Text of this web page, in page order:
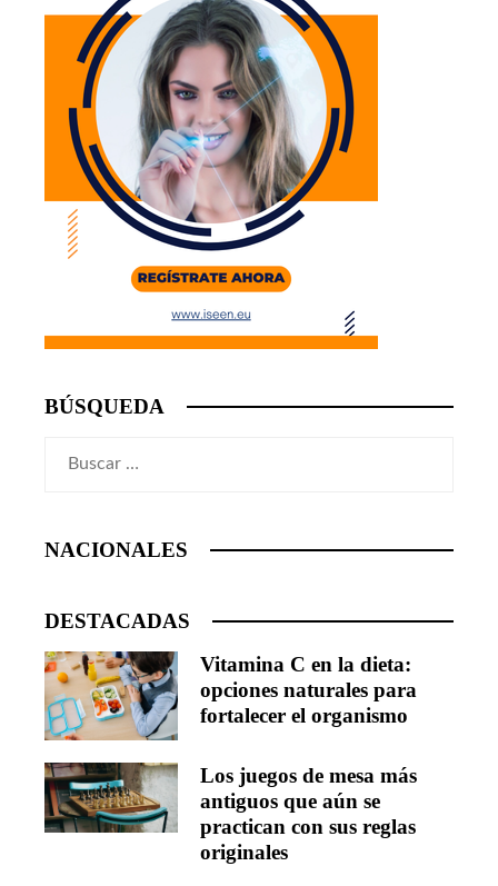
BÚSQUEDA
NACIONALES
DESTACADAS
Vitamina C en la dieta:
opciones naturales para
fortalecer el organismo
Los juegos de mesa más
antiguos que aún se
practican con sus reglas
originales